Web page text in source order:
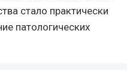
стало практически
патологических